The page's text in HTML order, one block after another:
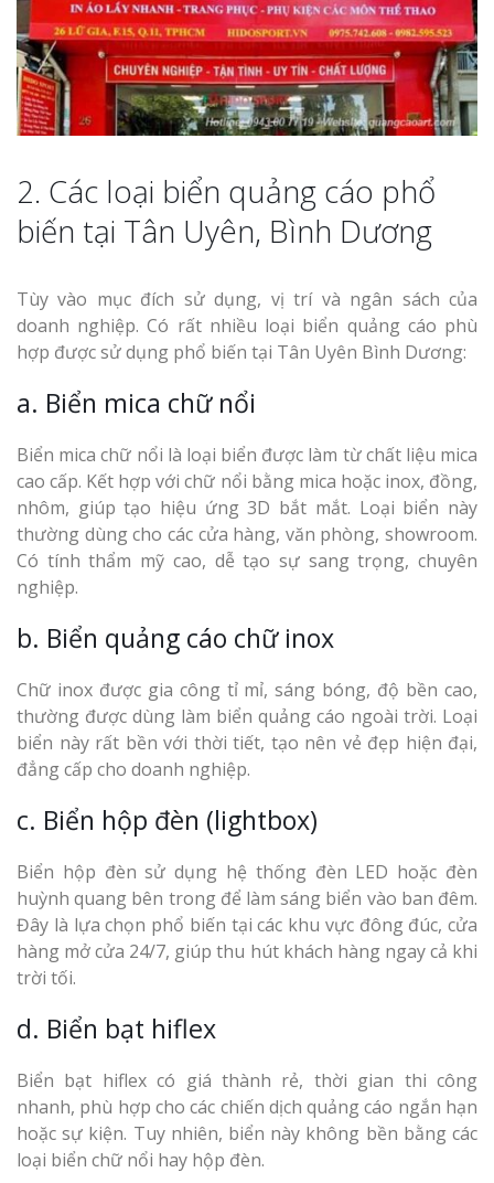
2. Các loại biển quảng cáo phổ
biến tại Tân Uyên, Bình Dương
Tùy vào mục đích sử dụng, vị trí và ngân sách của
doanh nghiệp. Có rất nhiều loại biển quảng cáo phù
hợp được sử dụng phổ biến tại Tân Uyên Bình Dương:
a. Biển mica chữ nổi
Biển mica chữ nổi là loại biển được làm từ chất liệu mica
cao cấp. Kết hợp với chữ nổi bằng mica hoặc inox, đồng,
nhôm, giúp tạo hiệu ứng 3D bắt mắt. Loại biển này
thường dùng cho các cửa hàng, văn phòng, showroom.
Có tính thẩm mỹ cao, dễ tạo sự sang trọng, chuyên
nghiệp.
b. Biển quảng cáo chữ inox
Chữ inox được gia công tỉ mỉ, sáng bóng, độ bền cao,
thường được dùng làm biển quảng cáo ngoài trời. Loại
biển này rất bền với thời tiết, tạo nên vẻ đẹp hiện đại,
đẳng cấp cho doanh nghiệp.
c. Biển hộp đèn (lightbox)
Biển hộp đèn sử dụng hệ thống đèn LED hoặc đèn
huỳnh quang bên trong để làm sáng biển vào ban đêm.
Đây là lựa chọn phổ biến tại các khu vực đông đúc, cửa
hàng mở cửa 24/7, giúp thu hút khách hàng ngay cả khi
trời tối.
d. Biển bạt hiflex
Biển bạt hiflex có giá thành rẻ, thời gian thi công
nhanh, phù hợp cho các chiến dịch quảng cáo ngắn hạn
hoặc sự kiện. Tuy nhiên, biển này không bền bằng các
loại biển chữ nổi hay hộp đèn.
Làm Hộp
Mỏng Nghệ
Hút